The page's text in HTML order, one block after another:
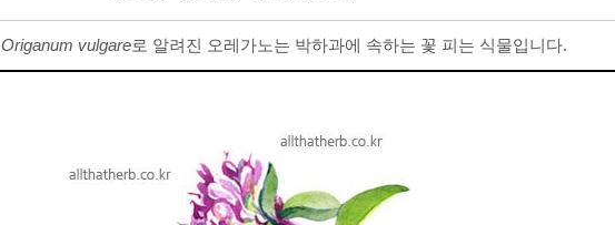
Origanum vulgare로 알려진 오레가노는 박하과에 속하는 꽃 피는 식물입니다.